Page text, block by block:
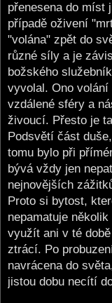
přenesena do míst
případě oživení
"volána" zpět do
různé síly a je
božského
vyvolal. Ono
vzdálené sféry a
živoucí. Přesto je
Podsvětí část
tomu bylo při
bývá vždy jen
nejnovějších
Proto si bytost,
nepamatuje
využít ani v té
ztrácí. Po
navrácena do
jistou dobu necítí